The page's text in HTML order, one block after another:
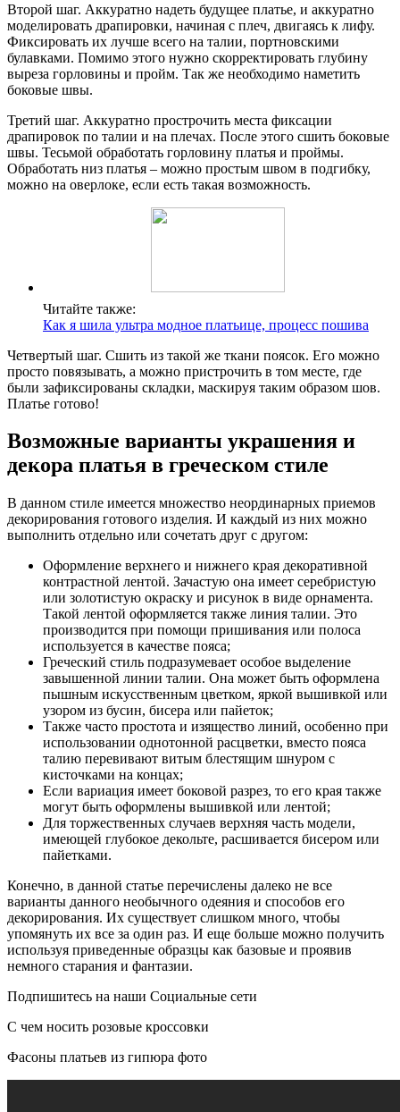
Второй шаг. Аккуратно надеть будущее платье, и аккуратно
моделировать драпировки, начиная с плеч, двигаясь к лифу.
Фиксировать их лучше всего на талии, портновскими
булавками. Помимо этого нужно скорректировать глубину
выреза горловины и пройм. Так же необходимо наметить
боковые швы.
Третий шаг. Аккуратно прострочить места фиксации
драпировок по талии и на плечах. После этого сшить боковые
швы. Тесьмой обработать горловину платья и проймы.
Обработать низ платья – можно простым швом в подгибку,
можно на оверлоке, если есть такая возможность.
Читайте также:
Как я шила ультра модное платьице, процесс пошива
Четвертый шаг. Сшить из такой же ткани поясок. Его можно
просто повязывать, а можно пристрочить в том месте, где
были зафиксированы складки, маскируя таким образом шов.
Платье готово!
Возможные варианты украшения и
декора платья в греческом стиле
В данном стиле имеется множество неординарных приемов
декорирования готового изделия. И каждый из них можно
выполнить отдельно или сочетать друг с другом:
Оформление верхнего и нижнего края декоративной
контрастной лентой. Зачастую она имеет серебристую
или золотистую окраску и рисунок в виде орнамента.
Такой лентой оформляется также линия талии. Это
производится при помощи пришивания или полоса
используется в качестве пояса;
Греческий стиль подразумевает особое выделение
завышенной линии талии. Она может быть оформлена
пышным искусственным цветком, яркой вышивкой или
узором из бусин, бисера или пайеток;
Также часто простота и изящество линий, особенно при
использовании однотонной расцветки, вместо пояса
талию перевивают витым блестящим шнуром с
кисточками на концах;
Если вариация имеет боковой разрез, то его края также
могут быть оформлены вышивкой или лентой;
Для торжественных случаев верхняя часть модели,
имеющей глубокое декольте, расшивается бисером или
пайетками.
Конечно, в данной статье перечислены далеко не все
варианты данного необычного одеяния и способов его
декорирования. Их существует слишком много, чтобы
упомянуть их все за один раз. И еще больше можно получить
используя приведенные образцы как базовые и проявив
немного старания и фантазии.
Подпишитесь на наши Социальные сети
С чем носить розовые кроссовки
Фасоны платьев из гипюра фото